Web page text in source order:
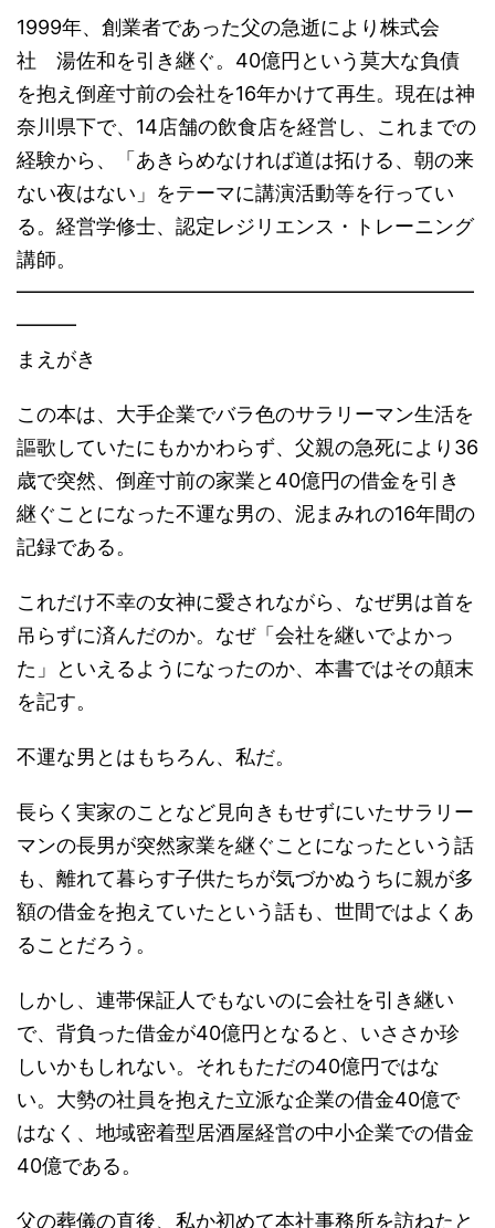
1999年、創業者であった父の急逝により株式会
社 湯佐和を引き継ぐ。40億円という莫大な負債
を抱え倒産寸前の会社を16年かけて再生。現在は神
奈川県下で、14店舗の飲食店を経営し、これまでの
経験から、「あきらめなければ道は拓ける、朝の来
ない夜はない」をテーマに講演活動等を行ってい
る。経営学修士、認定レジリエンス・トレーニング
講師。
━━━━━━━━━━━━━━━━━━━━━━━
━━━
まえがき
この本は、大手企業でバラ色のサラリーマン生活を
謳歌していたにもかかわらず、父親の急死により36
歳で突然、倒産寸前の家業と40億円の借金を引き
継ぐことになった不運な男の、泥まみれの16年間の
記録である。
これだけ不幸の女神に愛されながら、なぜ男は首を
吊らずに済んだのか。なぜ「会社を継いでよかっ
た」といえるようになったのか、本書ではその顛末
を記す。
不運な男とはもちろん、私だ。
長らく実家のことなど見向きもせずにいたサラリー
マンの長男が突然家業を継ぐことになったという話
も、離れて暮らす子供たちが気づかぬうちに親が多
額の借金を抱えていたという話も、世間ではよくあ
ることだろう。
しかし、連帯保証人でもないのに会社を引き継い
で、背負った借金が40億円となると、いささか珍
しいかもしれない。それもただの40億円ではな
い。大勢の社員を抱えた立派な企業の借金40億で
はなく、地域密着型居酒屋経営の中小企業での借金
40億である。
父の葬儀の直後、私か初めて本社事務所を訪ねたと